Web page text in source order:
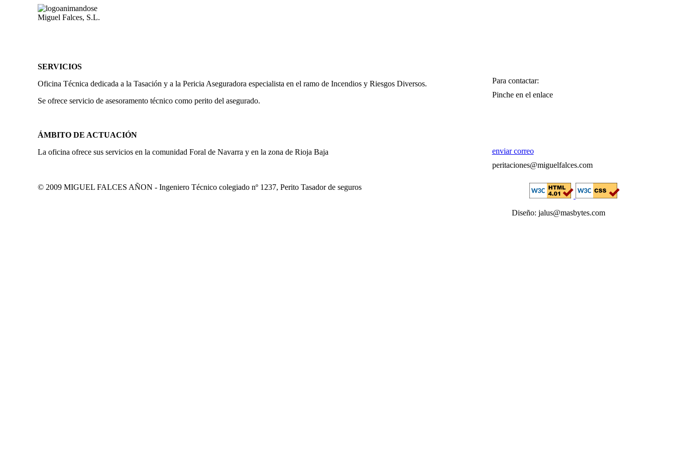
Miguel Falces, S.L.
SERVICIOS
Oficina Técnica dedicada a la Tasación y a la Pericia Aseguradora especialista en el ramo de Incendios y Riesgos Diversos.
Se ofrece servicio de asesoramento técnico como perito del asegurado.
ÁMBITO DE ACTUACIÓN
La oficina ofrece sus servicios en la comunidad Foral de Navarra y en la zona de Rioja Baja
Para contactar:
Pinche en el enlace
enviar correo
peritaciones@miguelfalces.com
© 2009 MIGUEL FALCES AÑON - Ingeniero Técnico colegiado nº 1237, Perito Tasador de seguros
Diseño: jalus@masbytes.com